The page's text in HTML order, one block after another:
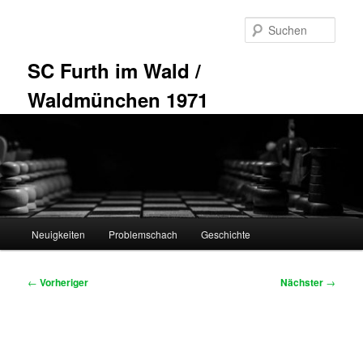
SC Furth im Wald /
Waldmünchen 1971
Neuigkeiten Problemschach Geschichte
Beitragsnavigation
← Vorheriger Nächster →